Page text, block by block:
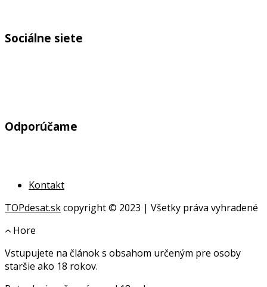
Sociálne siete
Odporúčame
Kontakt
TOPdesat.skcopyright © 2023 | Všetky práva vyhradené
Hore
online
Vstupujete na článok s obsahom určeným pre osoby
staršie ako 18 rokov.